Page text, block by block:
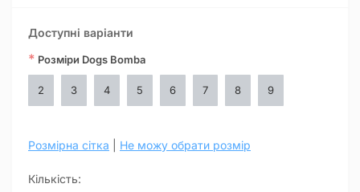
Доступні варіанти
* Розміри Dogs Bomba
2 3 4 5 6 7 8 9
Розмірна сітка Не можу обрати розмір
Кількість: